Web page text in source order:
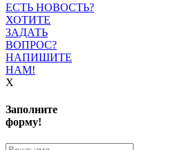
ЕСТЬ НОВОСТЬ?
ХОТИТЕ
ЗАДАТЬ
ВОПРОС?
НАПИШИТЕ
НАМ!
X
Заполните
форму!